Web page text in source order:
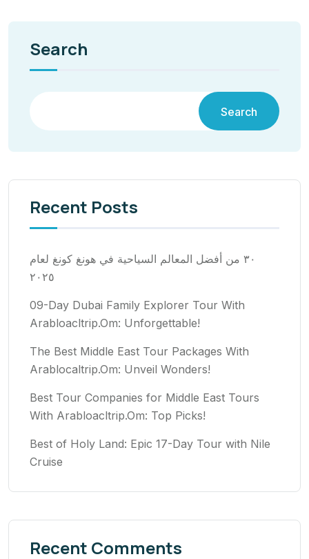
Search
Search
Recent Posts
٣٠ من أفضل المعالم السياحية في هونغ كونغ لعام
٢٠٢٥
09-Day Dubai Family Explorer Tour With
Arabloacltrip.Om: Unforgettable!
The Best Middle East Tour Packages With
Arablocaltrip.Om: Unveil Wonders!
Best Tour Companies for Middle East Tours
With Arabloacltrip.Om: Top Picks!
Best of Holy Land: Epic 17-Day Tour with Nile
Cruise
Recent Comments